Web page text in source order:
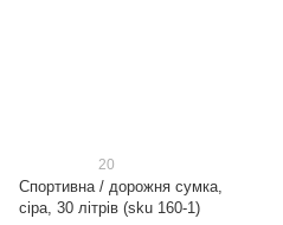
20
Спортивна / дорожня сумка,
сіра, 30 літрів (sku 160-1)